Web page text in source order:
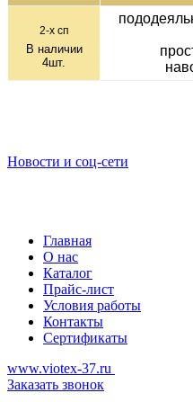
2-х сп
В наличии
4шт.
Новости и соц-сети
Главная
О нас
Каталог
Прайс-лист
Условия работы
Контакты
Сертификаты
www.viotex-37.ru
Заказать звонок